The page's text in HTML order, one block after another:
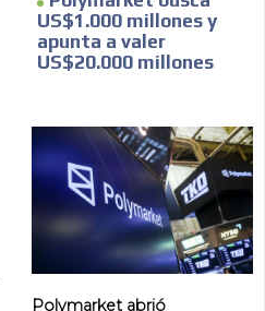
US$1.000 millones y
apunta a valer
US$20.000 millones
Polymarket abrió